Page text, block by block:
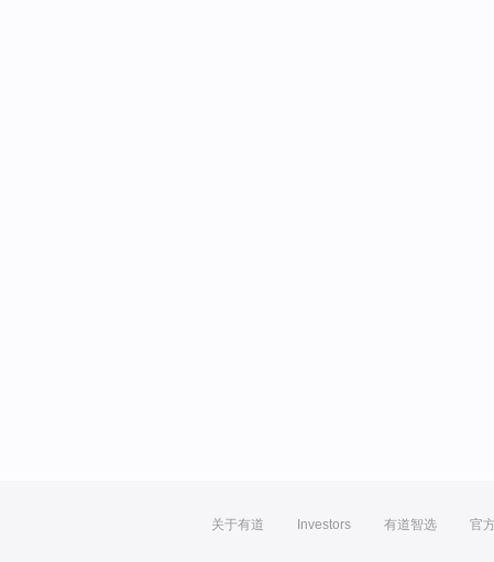
关于有道 Investors 有道智选 官